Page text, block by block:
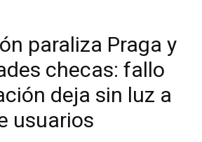
paraliza Praga y
checas: fallo
deja sin luz a
usuarios